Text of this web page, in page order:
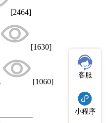
[2464]
[1630]
[1060]
客服
小程序